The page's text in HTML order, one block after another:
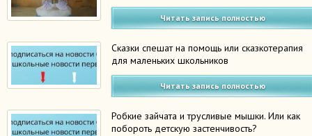
Читать запись полностью
Сказки спешат на помощь или сказкотерапия
для маленьких школьников
Читать запись полностью
Робкие зайчата и трусливые мышки. Или как
побороть детскую застенчивость?